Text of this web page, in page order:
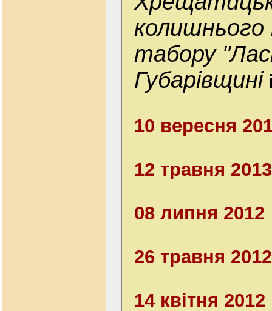
колишнього
табору
Губарівщині
10 вересня
12 травня 2013
08 липня 2012
26 травня 2012
14 квітня 2012